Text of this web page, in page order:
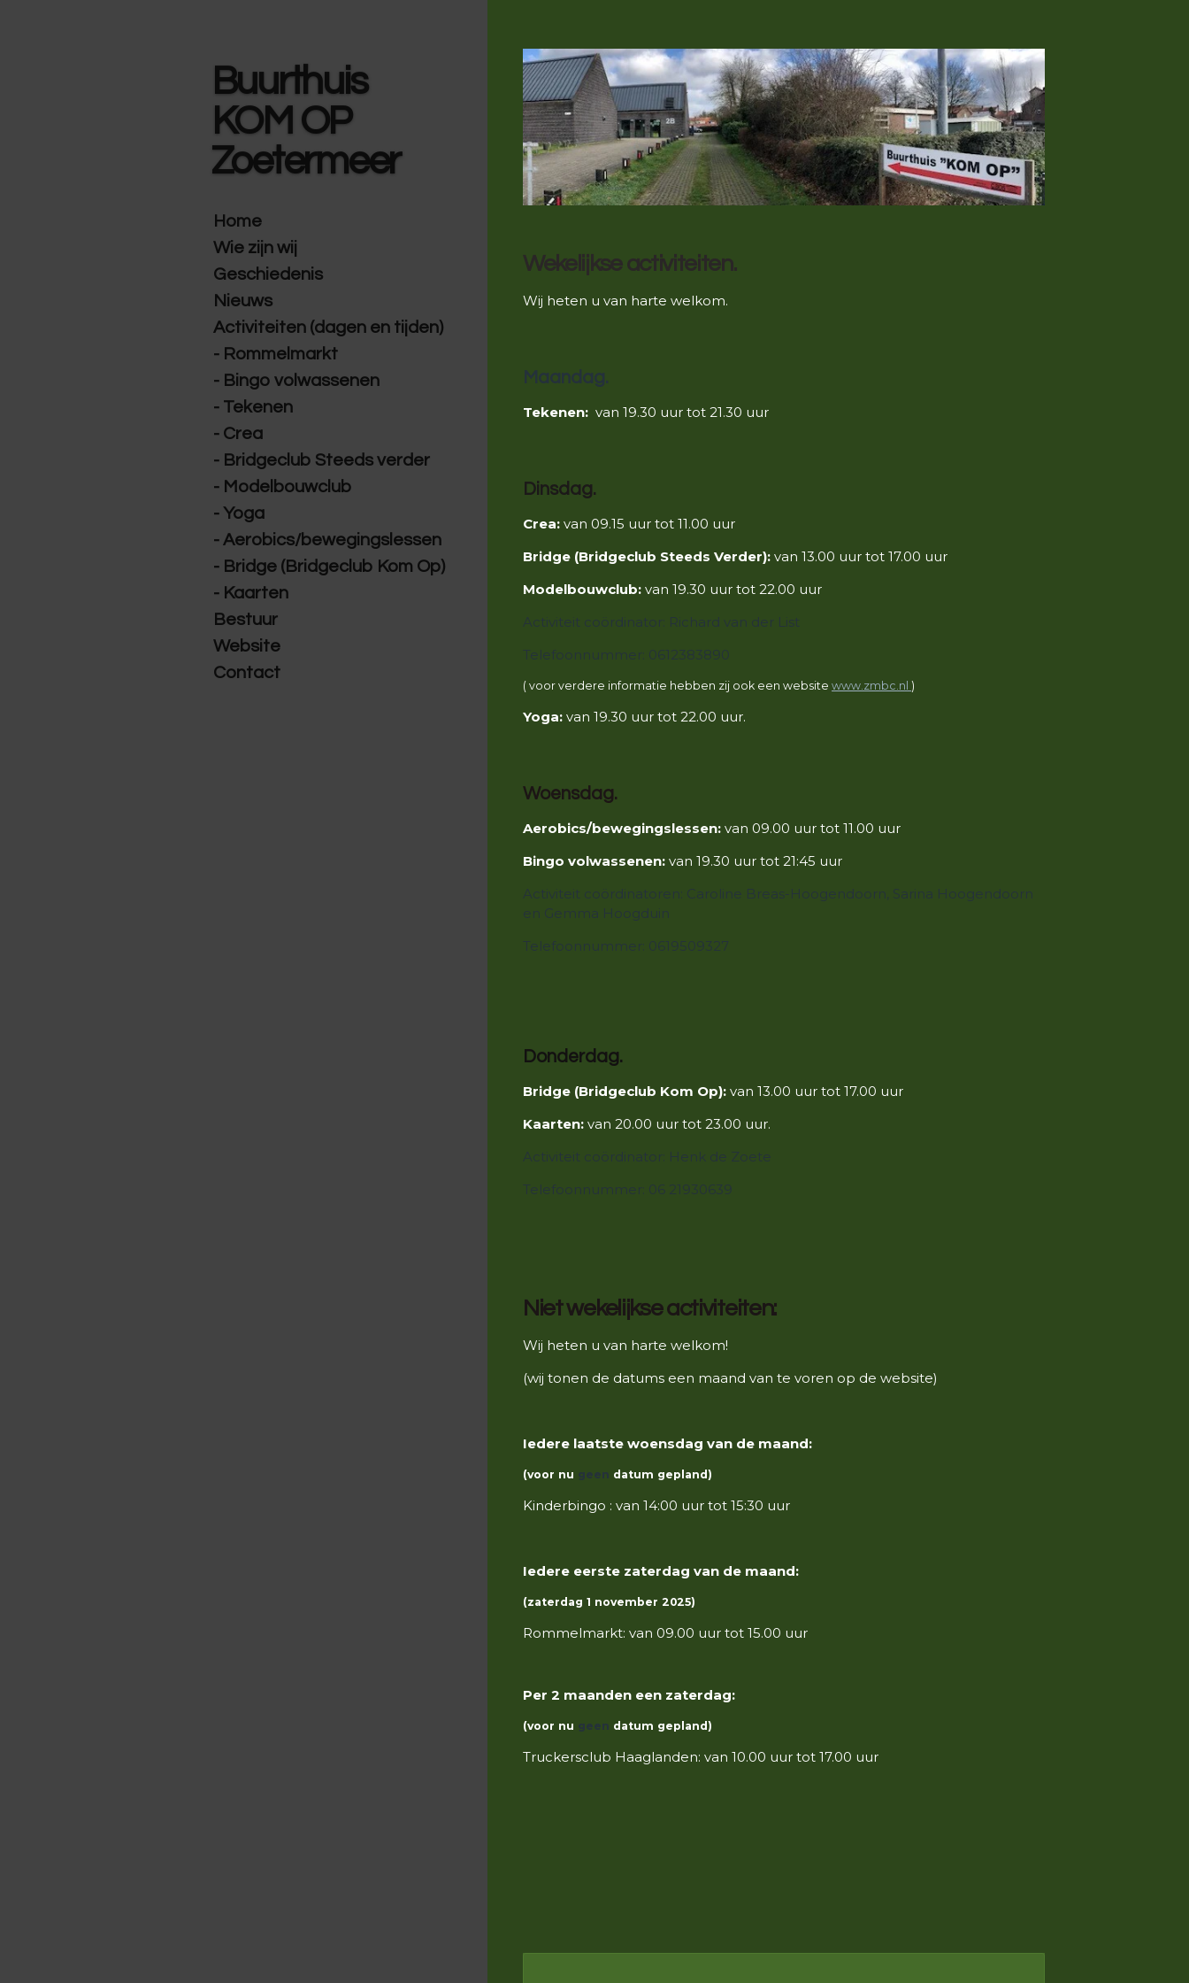
Wekelijkse activiteiten.
Wij heten u van harte welkom.
Maandag.
Tekenen: van 19.30 uur tot 21.30 uur
Dinsdag.
Crea: van 09.15 uur tot 11.00 uur
Bridge (Bridgeclub Steeds Verder): van 13.00 uur tot 17.00 uur
Modelbouwclub: van 19.30 uur tot 22.00 uur
Activiteit coördinator: Richard van der List
Telefoonnummer: 0612383890
( voor verdere informatie hebben zij ook een websitewww.zmbc.nl)
Yoga: van 19.30 uur tot 22.00 uur.
Woensdag.
Aerobics/bewegingslessen: van 09.00 uur tot 11.00 uur
Bingo volwassenen: van 19.30 uur tot 21:45 uur
Activiteit coördinatoren: Caroline Breas-Hoogendoorn, Sarina Hoogendoorn
en Gemma Hoogduin
Telefoonnummer: 0619509327
Donderdag.
Bridge (Bridgeclub Kom Op): van 13.00 uur tot 17.00 uur
Kaarten: van 20.00 uur tot 23.00 uur.
Activiteit coördinator: Henk de Zoete
Telefoonnummer: 06 21930639
Niet wekelijkse activiteiten:
Wij heten u van harte welkom!
(wij tonen de datums een maand van te voren op de website)
Iedere laatste woensdag van de maand:
(voor nu geen datum gepland)
Kinderbingo : van 14:00 uur tot 15:30 uur
Iedere eerste zaterdag van de maand:
(zaterdag 1 november 2025)
Rommelmarkt: van 09.00 uur tot 15.00 uur
Per 2 maanden een zaterdag:
(voor nu geen datum gepland)
Truckersclub Haaglanden: van 10.00 uur tot 17.00 uur
Buurthuis
KOM OP
Zoetermeer
Home
Wie zijn wij
Geschiedenis
Nieuws
Activiteiten (dagen en tijden)
- Rommelmarkt
- Bingo volwassenen
- Tekenen
- Crea
- Bridgeclub Steeds verder
- Modelbouwclub
- Yoga
- Aerobics/bewegingslessen
- Bridge (Bridgeclub Kom Op)
- Kaarten
Bestuur
Website
Contact